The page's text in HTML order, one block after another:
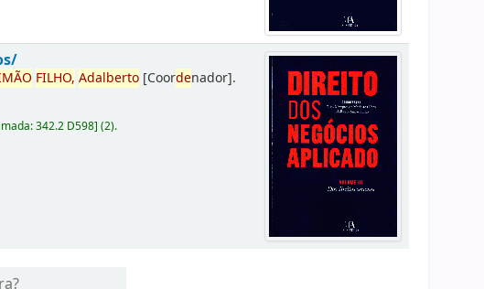
FILHO, Adalberto [Coordenador].
342.2 D598](2).